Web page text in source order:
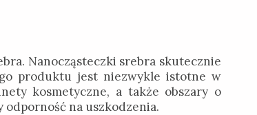
Nanocząsteczki srebra skutecznie
produktu jest niezwykle istotne w
kosmetyczne, a także obszary o
odporność na uszkodzenia.